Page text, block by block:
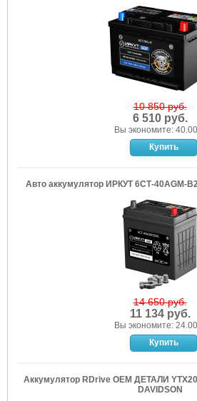
10 850 руб.
6 510 руб.
Вы экономите:
Авто аккумулятор ИРКУТ 6СТ-40AGM-
14 650 руб.
11 134 руб.
Вы экономите:
Аккумулятор RDrive OEM ДЕТАЛИ
DAVIDSON